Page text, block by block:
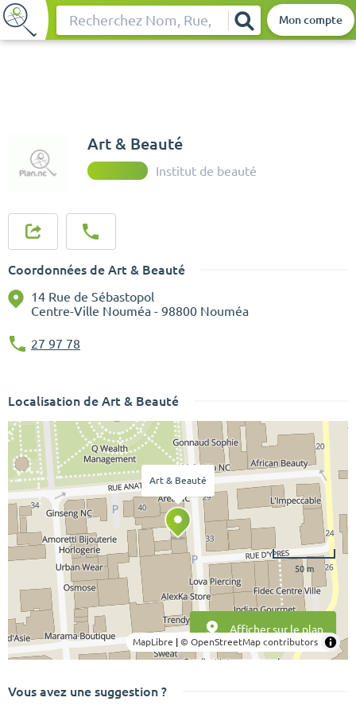
Rechercher Mon compte
Art & Beauté
Institut de beauté
Coordonnées de Art & Beauté
14 Rue de Sébastopol
Centre-Ville Nouméa - 98800 Nouméa
27 97 78
Localisation de Art & Beauté
50 m
MapLibre | © OpenStreetMap contributors
Art & Beauté
Afficher sur le plan
Vous avez une suggestion ?